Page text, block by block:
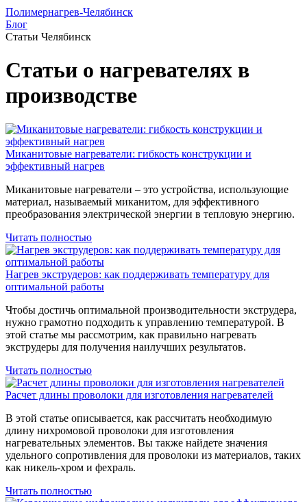
Полимернагрев-Челябинск
Блог
Статьи Челябинск
Статьи о нагревателях в
производстве
Миканитовые нагреватели: гибкость конструкции и
эффективный нагрев
Миканитовые нагреватели – это устройства, использующие
материал, называемый миканитом, для эффективного
преобразования электрической энергии в тепловую энергию.
Читать полностью
Нагрев экструдеров: как поддерживать температуру для
оптимальной работы
Чтобы достичь оптимальной производительности экструдера,
нужно грамотно подходить к управлению температурой. В
этой статье мы рассмотрим, как правильно нагревать
экструдеры для получения наилучших результатов.
Читать полностью
Расчет длины проволоки для изготовления нагревателей
В этой статье описывается, как рассчитать необходимую
длину нихромовой проволоки для изготовления
нагревательных элементов. Вы также найдете значения
удельного сопротивления для проволоки из материалов, таких
как никель-хром и фехраль.
Читать полностью